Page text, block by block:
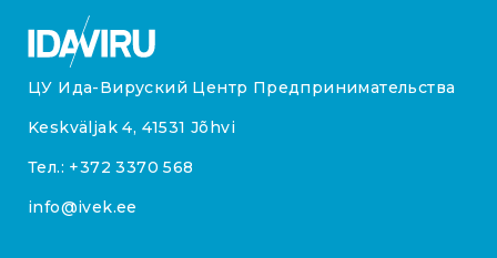
ЦУ Ида-Вируский Центр Предпринимательства
Keskväljak 4, 41531 Jõhvi
Тел.: +372 3370 568
info@ivek.ee